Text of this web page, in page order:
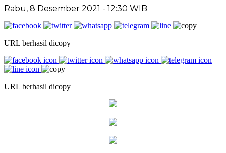
Rabu, 8 Desember 2021 - 12:30 WIB
URL berhasil dicopy
URL berhasil dicopy